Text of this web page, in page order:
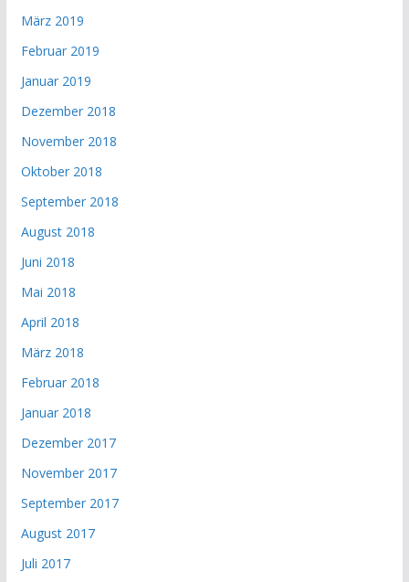
März 2019
Februar 2019
Januar 2019
Dezember 2018
November 2018
Oktober 2018
September 2018
August 2018
Juni 2018
Mai 2018
April 2018
März 2018
Februar 2018
Januar 2018
Dezember 2017
November 2017
September 2017
August 2017
Juli 2017